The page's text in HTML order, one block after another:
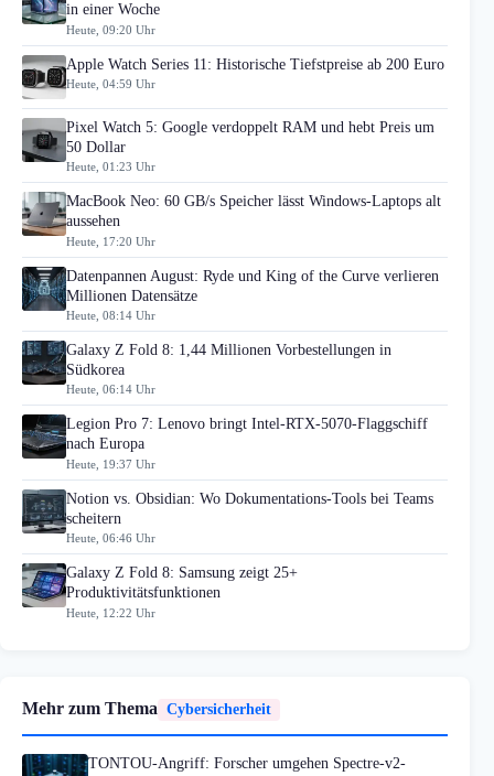
in einer Woche
Heute, 09:20 Uhr
Apple Watch Series 11: Historische Tiefstpreise ab 200 Euro
Heute, 04:59 Uhr
Pixel Watch 5: Google verdoppelt RAM und hebt Preis um
50 Dollar
Heute, 01:23 Uhr
MacBook Neo: 60 GB/s Speicher lässt Windows-Laptops alt
aussehen
Heute, 17:20 Uhr
Datenpannen August: Ryde und King of the Curve verlieren
Millionen Datensätze
Heute, 08:14 Uhr
Galaxy Z Fold 8: 1,44 Millionen Vorbestellungen in
Südkorea
Heute, 06:14 Uhr
Legion Pro 7: Lenovo bringt Intel-RTX-5070-Flaggschiff
nach Europa
Heute, 19:37 Uhr
Notion vs. Obsidian: Wo Dokumentations-Tools bei Teams
scheitern
Heute, 06:46 Uhr
Galaxy Z Fold 8: Samsung zeigt 25+
Produktivitätsfunktionen
Heute, 12:22 Uhr
Mehr zum Thema Cybersicherheit
TONTOU-Angriff: Forscher umgehen Spectre-v2-